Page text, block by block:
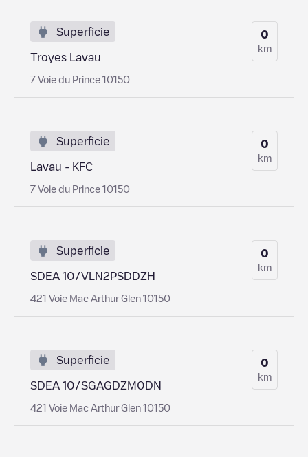
Superficie
Troyes Lavau
7 Voie du Prince 10150
0
km
Superficie
Lavau - KFC
7 Voie du Prince 10150
0
km
Superficie
SDEA 10/VLN2PSDDZH
421 Voie Mac Arthur Glen 10150
0
km
Superficie
SDEA 10/SGAGDZM0DN
421 Voie Mac Arthur Glen 10150
0
km